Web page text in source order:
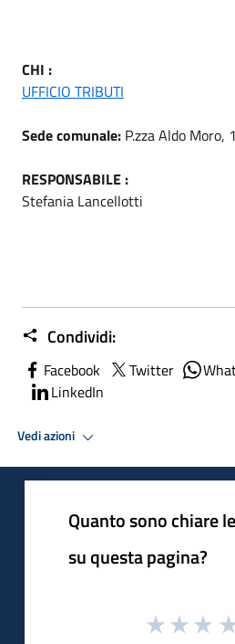
CHI :
UFFICIO TRIBUTI
Sede comunale: P.zza Aldo Moro, 1
RESPONSABILE :
Stefania Lancellotti
Condividi:
Facebook Twitter
LinkedIn
Vedi azioni
Quanto sono chiare
su questa pagina?